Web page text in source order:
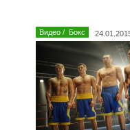
Видео / Бокс